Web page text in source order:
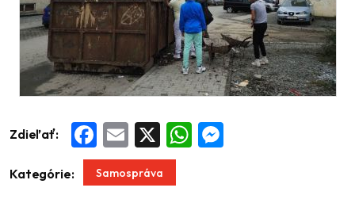
Zdieľať: Facebook
Email WhatsApp
Kategórie: Samospráva